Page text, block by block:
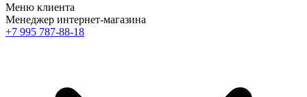
Меню клиента
Менеджер интернет-магазина
+7 995 787-88-18